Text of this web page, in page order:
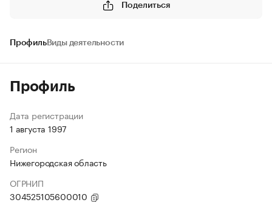
Поделиться
ПрофильВиды деятельности
Профиль
Дата регистрации
1 августа 1997
Регион
Нижегородская область
ОГРНИП
304525105600010